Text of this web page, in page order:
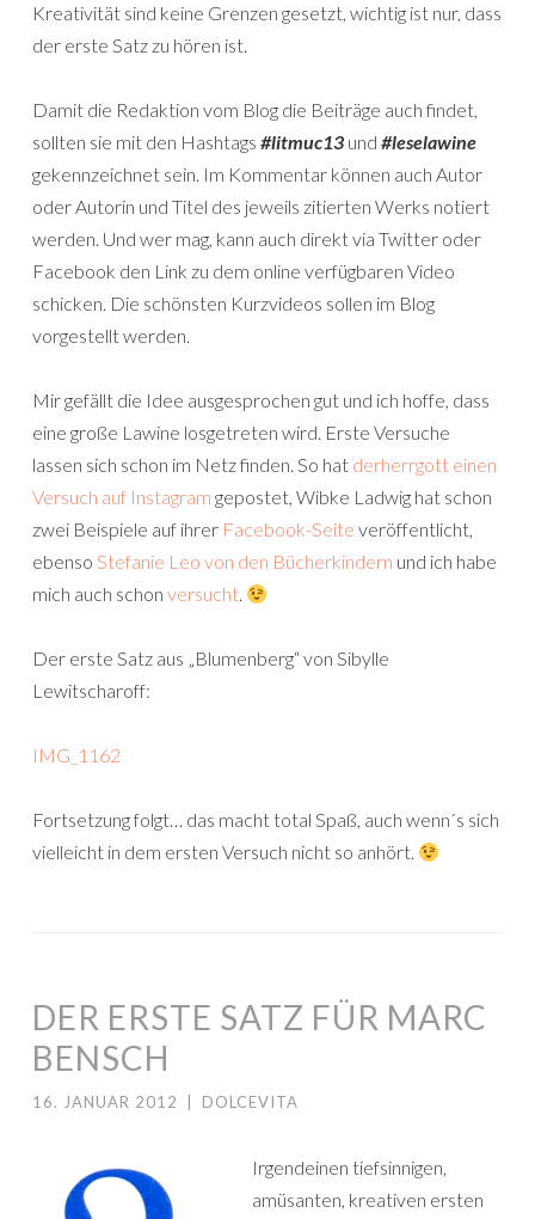
Kreativität sind keine Grenzen gesetzt, wichtig ist nur, dass
der erste Satz zu hören ist.
Damit die Redaktion vom Blog die Beiträge auch findet,
sollten sie mit den Hashtags #litmuc13 und #leselawine
gekennzeichnet sein. Im Kommentar können auch Autor
oder Autorin und Titel des jeweils zitierten Werks notiert
werden. Und wer mag, kann auch direkt via Twitter oder
Facebook den Link zu dem online verfügbaren Video
schicken. Die schönsten Kurzvideos sollen im Blog
vorgestellt werden.
Mir gefällt die Idee ausgesprochen gut und ich hoffe, dass
eine große Lawine losgetreten wird. Erste Versuche
lassen sich schon im Netz finden. So hat derherrgott einen
Versuch auf Instagram gepostet, Wibke Ladwig hat schon
zwei Beispiele auf ihrer Facebook-Seite veröffentlicht,
ebenso Stefanie Leo von den Bücherkindern und ich habe
mich auch schon versucht.
Der erste Satz aus „Blumenberg“ von Sibylle
Lewitscharoff:
IMG_1162
Fortsetzung folgt… das macht total Spaß, auch wenn´s sich
vielleicht in dem ersten Versuch nicht so anhört.
DER ERSTE SATZ FÜR MARC
BENSCH
16. JANUAR 2012 DOLCEVITA
Irgendeinen tiefsinnigen,
amüsanten, kreativen ersten